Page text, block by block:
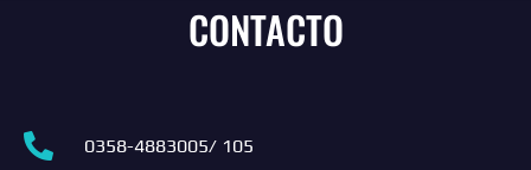
CONTACTO
0358-4883005/ 105